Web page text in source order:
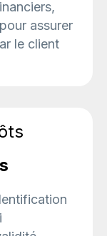
assurer
le client